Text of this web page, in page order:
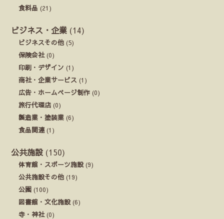
食料品 (21)
ビジネス・企業 (14)
ビジネスその他 (5)
保険会社(0)
印刷・デザイン (1)
商社・企業サービス (1)
広告・ホームページ制作 (0)
旅行代理店 (0)
製造業・塗装業 (6)
食品関連 (1)
公共施設 (150)
体育館・スポーツ施設(9)
公共施設その他 (19)
公園 (100)
図書館・文化施設(6)
寺・神社(0)